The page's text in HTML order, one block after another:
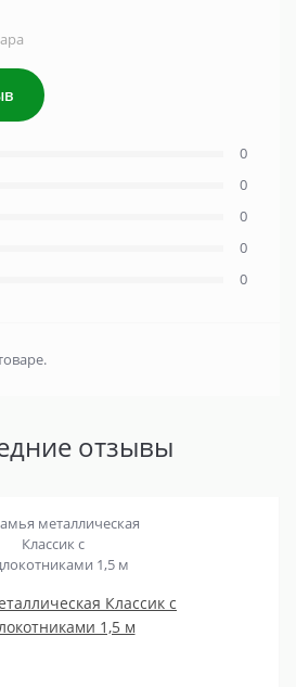
0
0
0
0
0
отзывы
Классик с
1,5 м